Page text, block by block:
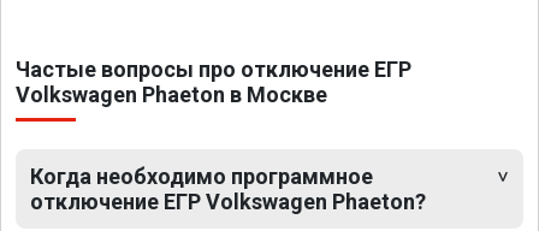
Частые вопросы про отключение ЕГР
Volkswagen Phaeton в Москве
Когда необходимо программное
отключение ЕГР Volkswagen Phaeton?